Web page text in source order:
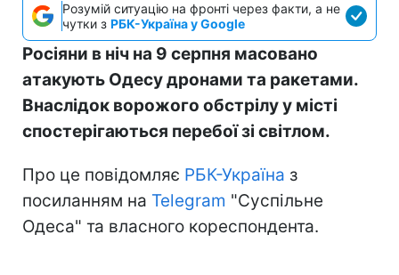
Розумій ситуацію на фронті через факти, а не
чутки з РБК-Україна у Google
Росіяни в ніч на 9 серпня масовано
атакують Одесу дронами та ракетами.
Внаслідок ворожого обстрілу у місті
спостерігаються перебої зі світлом.
Про це повідомляє РБК-Україна з
посиланням на Telegram "Суспільне
Одеса" та власного кореспондента.